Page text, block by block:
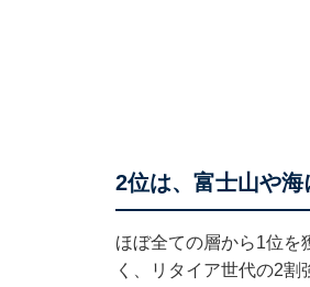
2位は、富士山や海
ほぼ全ての層から1位を
く、リタイア世代の2割